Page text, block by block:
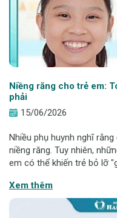
Niềng răng cho trẻ em:
phải
15/06/2026
Nhiều phụ huynh nghĩ
niềng răng. Tuy nhiên,
em có thể khiến trẻ bỏ lỡ
của hàm
Xem thêm